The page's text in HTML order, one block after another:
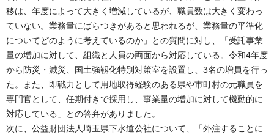
移は、年度によって大きく増減しているが、職員数は大きく変わっ
ていない。業務量にばらつきがあると思われるが、業務量の平準化
についてどのように考えているのか」との質問に対し、「受託事業
量の増加に対して、組織と人員の両面から対応している。令和4年度
から防災・減災、国土強靱化特別対策室を設置し、3名の増員を行っ
た。また、即戦力として用地取得経験のある県や市町村の元職員を
専門官として、任期付きで採用し、事業量の増加に対して機動的に
対応している」との答弁がありました。
次に、公益財団法人埼玉県下水道公社について、「外注することに